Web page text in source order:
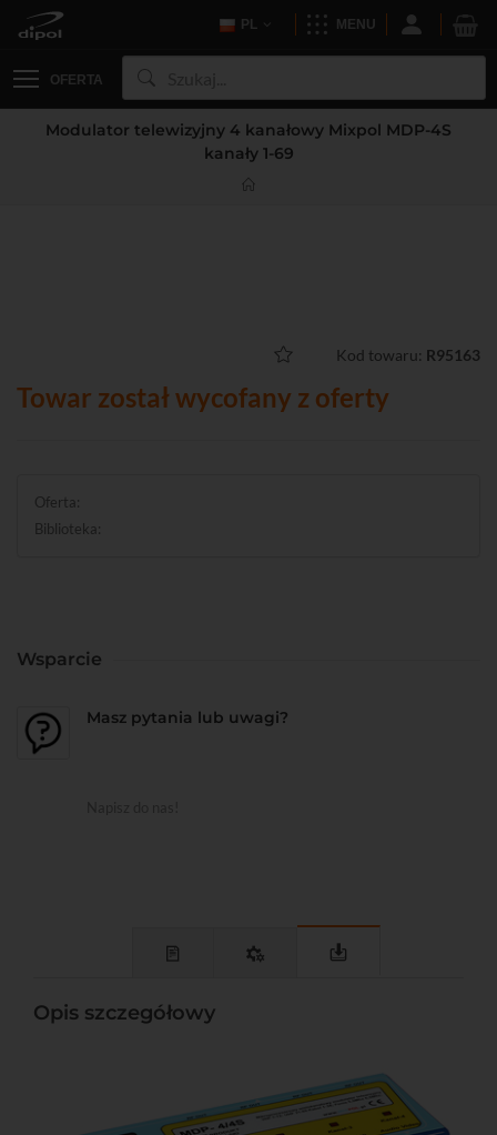
PL MENU
OFERTA
Modulator telewizyjny 4 kanałowy Mixpol MDP-4S
kanały 1-69
Kod towaru: R95163
Towar został wycofany z oferty
Oferta:
Biblioteka:
Wsparcie
Masz pytania lub uwagi?
Opis szczegółowy